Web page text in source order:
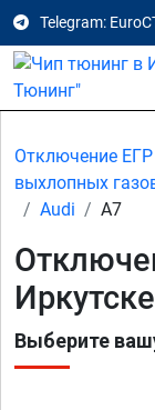
Telegram:
Отключение
выхлопных
Audi
A7
Выберите